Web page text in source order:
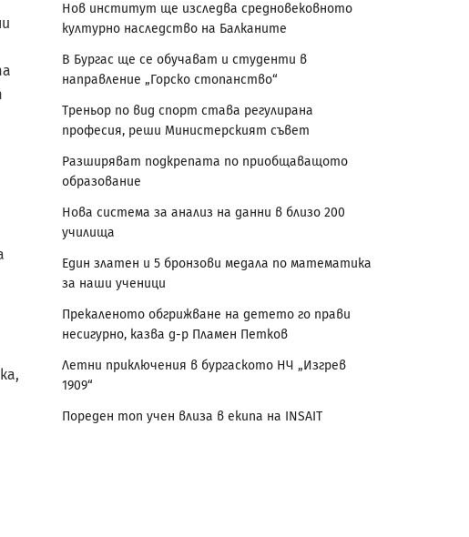
Нов институт ще изследва средновековното
културно наследство на Балканите
В Бургас ще се обучават и студенти в
направление „Горско стопанство“
Треньор по вид спорт става регулирана
професия, реши Министерският съвет
Разширяват подкрепата по приобщаващото
образование
Нова система за анализ на данни в близо 200
училища
Един златен и 5 бронзови медала по математика
за наши ученици
Прекаленото обгрижване на детето го прави
несигурно, казва д-р Пламен Петков
Летни приключения в бургаското НЧ „Изгрев
1909“
Пореден топ учен влиза в екипа на INSAIT